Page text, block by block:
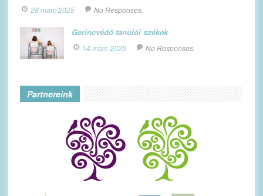
28 márc 2025 No Responses.
Gerincvédő tanulói székek
14 márc 2025 No Responses.
Partnereink